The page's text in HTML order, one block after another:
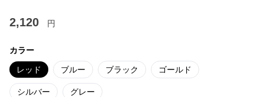
2,120 円
カラー
レッド ブルー ブラック ゴールド
シルバー グレー